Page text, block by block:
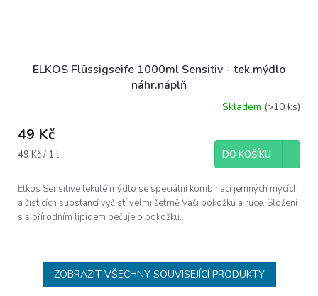
ELKOS Flüssigseife 1000ml Sensitiv - tek.mýdlo
náhr.náplň
Skladem (>10 ks)
49 Kč
Měrná
49 Kč / 1 l DO KOŠÍKU
Elkos Sensitive tekuté mýdlo se speciální kombinací jemných mycích
a čisticích substancí vyčistí velmi šetrně Vaši pokožku a ruce. Složení
s s přírodním lipidem pečuje o pokožku...
ZOBRAZIT VŠECHNY SOUVISEJÍCÍ PRODUKTY